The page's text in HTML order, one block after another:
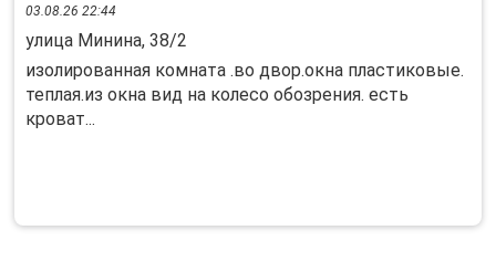
03.08.26 22:44
улица Минина, 38/2
изолированная комната .во двор.окна пластиковые.
теплая.из окна вид на колесо обозрения. есть
кроват...